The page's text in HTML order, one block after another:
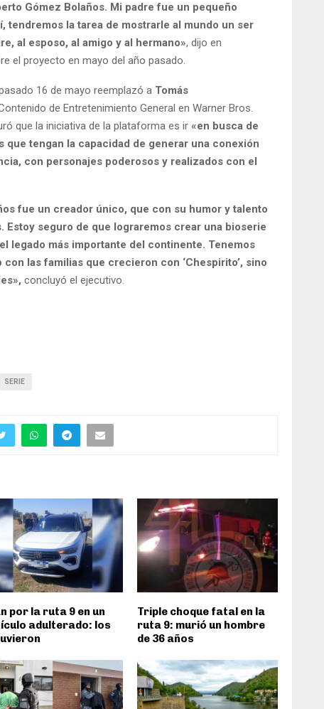
Gómez Bolaños. Mi padre fue un pequeño
tendremos la tarea de mostrarle al mundo un ser
al esposo, al amigo y al hermano», dijo en
el proyecto en mayo del año pasado.
16 de mayo reemplazó a Tomás
de Entretenimiento General en Warner Bros.
que la iniciativa de la plataforma es ir «en busca de
que tengan la capacidad de generar una conexión
con personajes poderosos y realizados con el
fue un creador único, que con su humor y talento
Estoy seguro de que lograremos crear una bioserie
legado más importante del continente. Tenemos
las familias que crecieron con ‘Chespirito’, sino
concluyó el ejecutivo.
SERIE
por la ruta 9 en un
adulterado: los
Triple choque fatal en la
ruta 9: murió un hombre
de 36 años